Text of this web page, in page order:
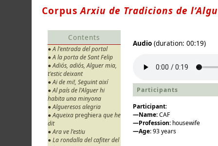
CorpusArxiu de Tradicions de
Contents
● A l'entrada del portal
● A la porta de Sant Felip
● Adiós, adiós, Alguer mia,
t'estic deixant
● Ai de mi!, Seguint així
● Al país de l'Alguer hi
habita una minyona
● Algueresos alegria
● Aqueixa preghiera que he
dit
● Ara ve l'estiu
● La rondalla del cafiter del
Audio (duration: 00:19)
Participants
Participant:
—Name:CAF
—Profession: housewife
—Age:93 years